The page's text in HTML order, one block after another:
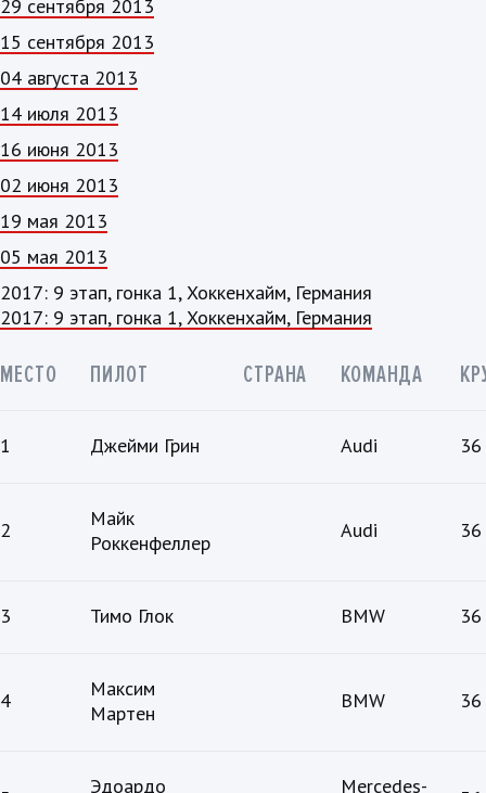
29 сентября 2013
15 сентября 2013
04 августа 2013
14 июля 2013
16 июня 2013
02 июня 2013
19 мая 2013
05 мая 2013
2017: 9 этап, гонка 1, Хоккенхайм, Германия
2017: 9 этап, гонка 1, Хоккенхайм, Германия
МЕСТО ПИЛОТ СТРАНА КОМАНДА
1 Джейми Грин Audi 36
2
Майк
Роккенфеллер
Audi 36
3 Тимо Глок BMW 36
4
Максим
Мартен
BMW 36
Эдоардо
Mercedes-